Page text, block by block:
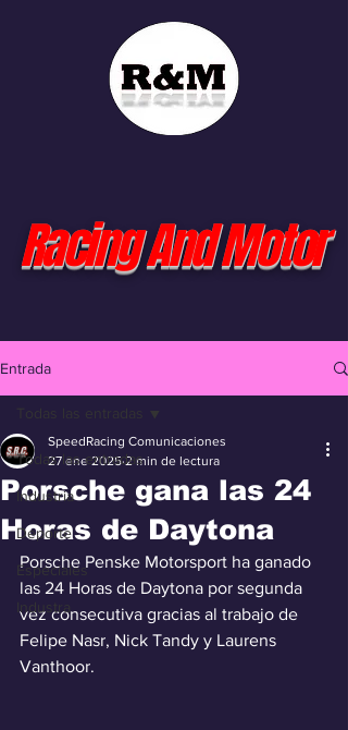
Racing And Motor
Entrada
Todas las entradas
Industria
Deporte
Especiales
Industra
Todas las entradas
Porsche gana las 24
Horas de Daytona
SpeedRacing Comunicaciones
27 ene 2025 2 min de lectura
Porsche Penske Motorsport ha ganado
las 24 Horas de Daytona por segunda
vez consecutiva gracias al trabajo de
Felipe Nasr, Nick Tandy y Laurens
Vanthoor.